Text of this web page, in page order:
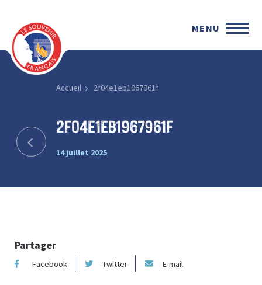
MENU
Accueil 2f04e1eb1967961f
2f04e1eb1967961f
14 juillet 2025
Partager
Facebook Twitter E-mail